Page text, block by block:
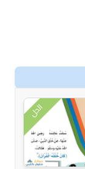
الحل